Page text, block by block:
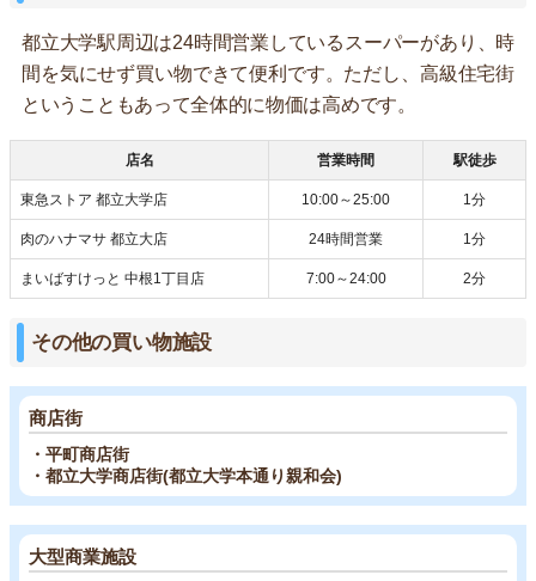
都立大学駅周辺は24時間営業しているスーパーがあり、時
間を気にせず買い物できて便利です。ただし、高級住宅街
ということもあって全体的に物価は高めです。
店名 営業時間 駅徒歩
東急ストア 都立大学店 10:00～25:00 1分
肉のハナマサ 都立大店 24時間営業 1分
まいばすけっと 中根1丁目店 7:00～24:00 2分
その他の買い物施設
商店街
・平町商店街
・都立大学商店街(都立大学本通り親和会)
大型商業施設